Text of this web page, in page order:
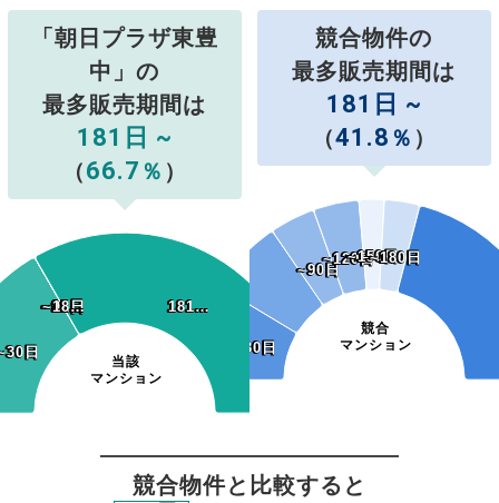
「朝日プラザ東豊
中」の
最多販売期間は
181日 ~
（66.7 ％ ）
当該
マンション
日
日
~60日
~60日
~90日
~90日
~12…
~12…
~15…
~15…
~18…
~18… 181…
181…
競合物件の
最多販売期間は
181日 ~
（41.8 ％ ）
競合
マンション
~30日
~30日
~90日
~90日
~120日
~120日~150日
~150日
~180日
~180日
競合物件と比較すると